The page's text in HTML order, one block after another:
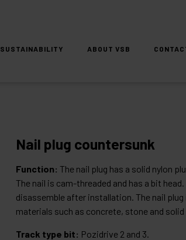
SUSTAINABILITY ABOUT VSB
Nail plug countersunk
Function: The nail plug has a solid nylon
The nail is cam-threaded and has a bit
disassemble after installation. The nail
materials such as concrete, stone and
Track type bit: Pozidrive 2 and 3.